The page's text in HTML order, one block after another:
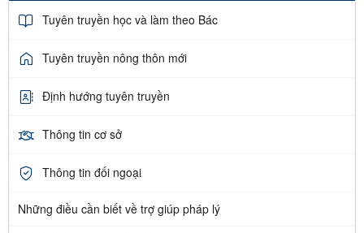
Tuyên truyền học và làm theo Bác
Tuyên truyền nông thôn mới
Định hướng tuyên truyền
Thông tin cơ sở
Thông tin đối ngoại
Những điều cần biết về trợ giúp pháp lý